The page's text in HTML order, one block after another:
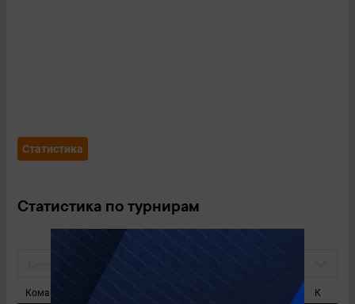
Статистика
Статистика по турнирам
Белоруссия. Высшая лига 2020
Команда К